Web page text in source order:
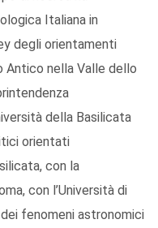
Italiana in
degli orientamenti
Antico nella Valle dello
della Basilicata
orientati
con la
con l’Università di
fenomeni astronomici